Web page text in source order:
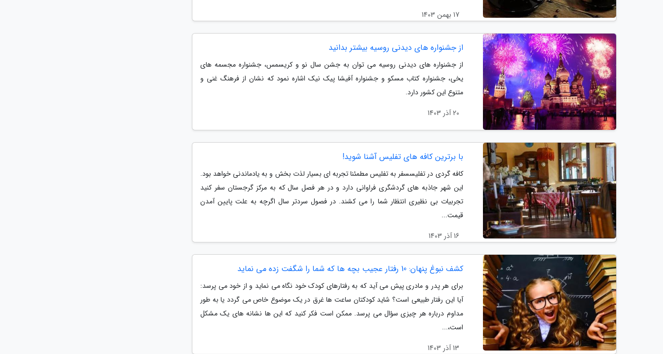
17 بهمن 1403
از جشنواره های دیدنی روسیه بیشتر بدانید
از جشنواره های دیدنی روسیه می توان به جشن سال نو و کریسمس، جشنواره مجسمه های
یخی، جشنواره کتاب مسکو و جشنواره آفیشا پیک نیک اشاره نمود که نشان از فرهنگ غنی و
متنوع این کشور دارد.
20 آذر 1403
با برترین کافه های تفلیس آشنا شوید!
کافه گردی در تفلیسسفر به تفلیس مطمئنا تجربه ای بسیار لذت بخش و به یادماندنی خواهد بود.
این شهر جاذبه های گردشگری فراوانی دارد و در هر فصل سال که به مرکز گرجستان سفر کنید
تجربیات بی نظیری انتظار شما را می کشند. در فصول سردتر سال اگرچه به علت پایین آمدن
قیمت...
16 آذر 1403
کشف نبوغ پنهان: 10 رفتار عجیب بچه ها که شما را شگفت زده می نماید
برای هر پدر و مادری پیش می آید که به رفتارهای کودک خود نگاه می نماید و از خود می پرسد:
آیا این رفتار طبیعی است؟ شاید کودکتان ساعت ها غرق در یک موضوع خاص می گردد یا به طور
مداوم درباره هر چیزی سؤال می پرسد. ممکن است فکر کنید که این ها نشانه های یک مشکل
است،...
13 آذر 1403